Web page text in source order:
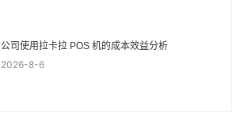
公司使用拉卡拉 POS 机的成本效益分析
2026-8-6